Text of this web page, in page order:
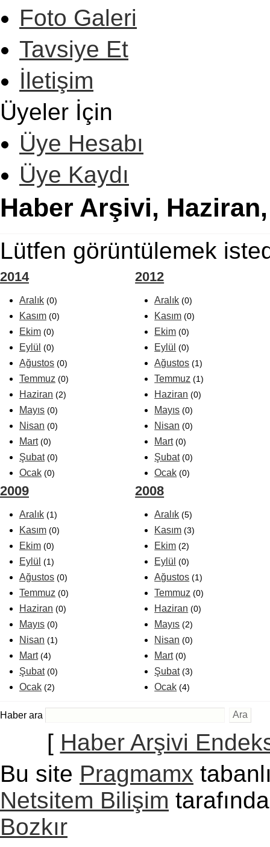
Foto Galeri
Tavsiye Et
İletişim
Üyeler İçin
Üye Hesabı
Üye Kaydı
Haber Arşivi,
Lütfen görüntülemek
2014
Aralık (0)
Kasım (0)
Ekim (0)
Eylül (0)
Ağustos (0)
Temmuz (0)
Haziran (2)
Mayıs (0)
Nisan (0)
Mart (0)
Şubat (0)
Ocak (0)
2012
Aralık (0)
Kasım (0)
Ekim (0)
Eylül (0)
Ağustos (1)
Temmuz (1)
Haziran (0)
Mayıs (0)
Nisan (0)
Mart (0)
Şubat (0)
Ocak (0)
2009
Aralık (1)
Kasım (0)
Ekim (0)
Eylül (1)
Ağustos (0)
Temmuz (0)
Haziran (0)
Mayıs (0)
Nisan (1)
Mart (4)
Şubat (0)
Ocak (2)
2008
Aralık (5)
Kasım (3)
Ekim (2)
Eylül (0)
Ağustos (1)
Temmuz (0)
Haziran (0)
Mayıs (2)
Nisan (0)
Mart (0)
Şubat (3)
Ocak (4)
Haber ara
[ Haber Arşivi
Bu site Pragmamx
Netsitem Bilişim
Bozkır